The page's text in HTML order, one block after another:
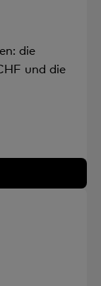
die
und die